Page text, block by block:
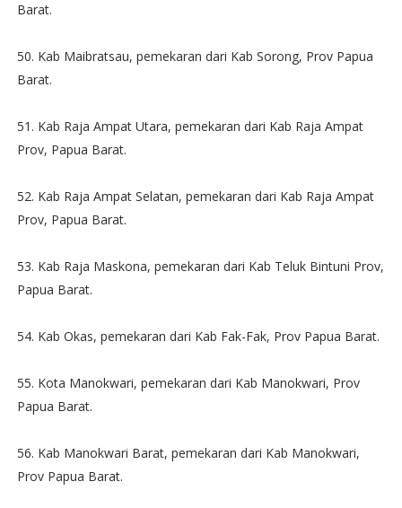
Barat.
50. Kab Maibratsau, pemekaran dari Kab Sorong, Prov Papua
Barat.
51. Kab Raja Ampat Utara, pemekaran dari Kab Raja Ampat
Prov, Papua Barat.
52. Kab Raja Ampat Selatan, pemekaran dari Kab Raja Ampat
Prov, Papua Barat.
53. Kab Raja Maskona, pemekaran dari Kab Teluk Bintuni Prov,
Papua Barat.
54. Kab Okas, pemekaran dari Kab Fak-Fak, Prov Papua Barat.
55. Kota Manokwari, pemekaran dari Kab Manokwari, Prov
Papua Barat.
56. Kab Manokwari Barat, pemekaran dari Kab Manokwari,
Prov Papua Barat.